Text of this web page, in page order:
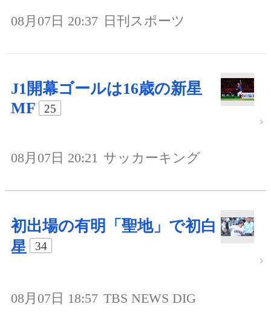
08月07日 20:37 日刊スポーツ
J1開幕ゴールは16歳の新星
MF
25
08月07日 20:21 サッカーキング
初出場の有明「聖地」で初白
星
34
08月07日 18:57 TBS NEWS DIG